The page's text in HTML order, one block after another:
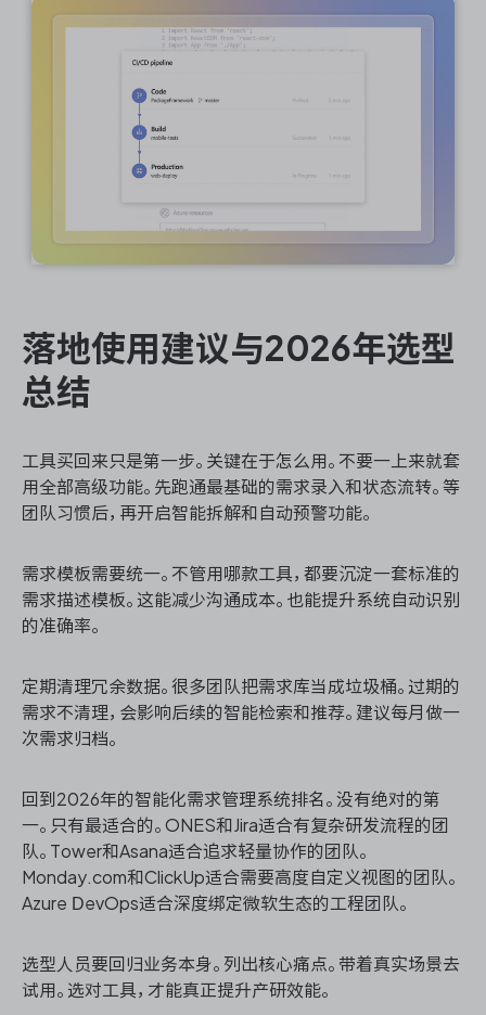
落地使用建议与2026年选型
总结
工具买回来只是第一步。关键在于怎么用。不要一上来就套
用全部高级功能。先跑通最基础的需求录入和状态流转。等
团队习惯后，再开启智能拆解和自动预警功能。
需求模板需要统一。不管用哪款工具，都要沉淀一套标准的
需求描述模板。这能减少沟通成本。也能提升系统自动识别
的准确率。
定期清理冗余数据。很多团队把需求库当成垃圾桶。过期的
需求不清理，会影响后续的智能检索和推荐。建议每月做一
次需求归档。
回到2026年的智能化需求管理系统排名。没有绝对的第
一。只有最适合的。ONES和Jira适合有复杂研发流程的团
队。Tower和Asana适合追求轻量协作的团队。
Monday.com和ClickUp适合需要高度自定义视图的团队。
Azure DevOps适合深度绑定微软生态的工程团队。
选型人员要回归业务本身。列出核心痛点。带着真实场景去
试用。选对工具，才能真正提升产研效能。